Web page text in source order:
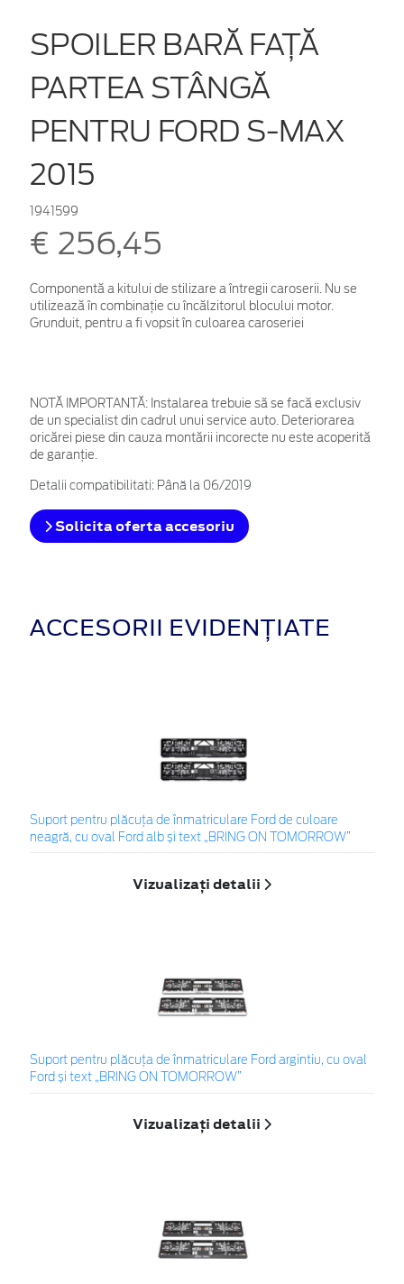
SPOILER BARĂ FAȚĂ
PARTEA STÂNGĂ
PENTRU FORD S-MAX
2015
1941599
€ 256,45
Componentă a kitului de stilizare a întregii caroserii. Nu se
utilizează în combinație cu încălzitorul blocului motor.
Grunduit, pentru a fi vopsit în culoarea caroseriei
NOTĂ IMPORTANTĂ: Instalarea trebuie să se facă exclusiv
de un specialist din cadrul unui service auto. Deteriorarea
oricărei piese din cauza montării incorecte nu este acoperită
de garanţie.
Detalii compatibilitati: Până la 06/2019
Solicita oferta accesoriu
ACCESORII EVIDENȚIATE
Suport pentru plăcuța de înmatriculare Ford de culoare
neagră, cu oval Ford alb și text „BRING ON TOMORROW”
Vizualizați detalii
Suport pentru plăcuța de înmatriculare Ford argintiu, cu oval
Ford și text „BRING ON TOMORROW”
Vizualizați detalii